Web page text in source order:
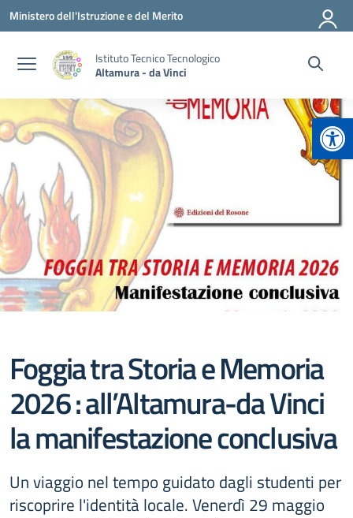
Vai ai contenuti
Vai al menu di navigazione
Vai al footer
Ministero dell'Istruzione e del Merito
Istituto Tecnico Tecnologico
Altamura - da Vinci
Foggia tra Storia e Memoria
2026 : all’Altamura-da Vinci
la manifestazione conclusiva
Un viaggio nel tempo guidato dagli studenti per
riscoprire l'identità locale. Venerdì 29 maggio